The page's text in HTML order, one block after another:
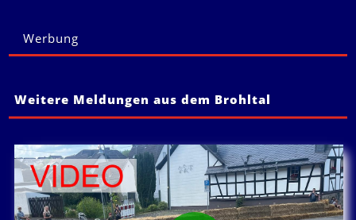
Werbung
Weitere Meldungen aus dem Brohltal